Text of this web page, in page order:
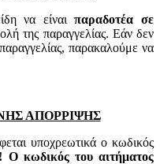
να είναιπαραδοτέα σε
της παραγγελίας. Εάν δεν
παρακαλούμε να
ΑΠΟΡΡΙΨΗΣ
υποχρεωτικά ο κωδικός
κωδικός του αιτήματος